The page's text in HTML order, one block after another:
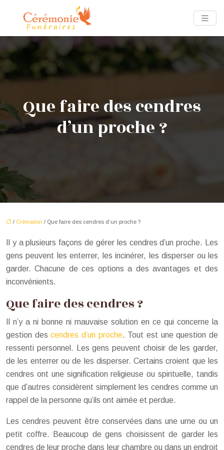
Que faire des cendres
d’un proche ?
/ Crémation / Que faire des cendres d’un proche ?
Il y a plusieurs façons de gérer les cendres d’un proche. Les
gens peuvent les enterrer, les incinérer, les disperser ou les
garder. Chacune de ces options a des avantages et des
inconvénients.
Que faire des cendres ?
Il n’y a ni bonne ni mauvaise solution en ce qui concerne la
gestion descendres d’un proche. Tout est une question de
ressenti personnel. Les gens peuvent choisir de les garder,
de les enterrer ou de les disperser. Certains croient que les
cendres ont une signification religieuse ou spirituelle, tandis
que d’autres considèrent simplement les cendres comme un
rappel de la personne qu’ils ont aimée et perdue.
Les cendres peuvent être conservées dans une urne ou un
petit coffre. Beaucoup de gens choisissent de garder les
cendres de leur proche dans leur chambre ou dans un endroit